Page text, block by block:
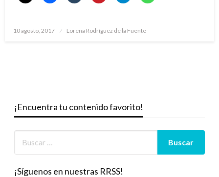
Publicado
10 agosto, 2017 Lorena Rodríguez de la Fuente
¡Encuentra tu contenido favorito!
¡Síguenos en nuestras RRSS!